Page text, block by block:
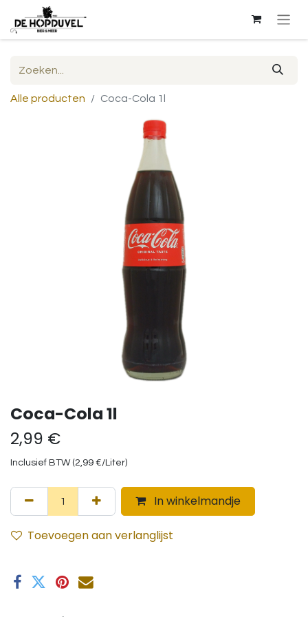
Alle producten Coca-Cola 1l
Coca-Cola 1l
2,99 €
Inclusief BTW (2,99 €/Liter)
In winkelmandje
Toevoegen aan verlanglijst